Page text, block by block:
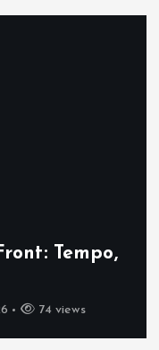
Tempo,
74 views